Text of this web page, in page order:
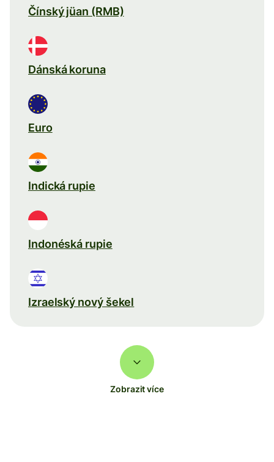
Čínský jüan (RMB)
Dánská koruna
Euro
Indická rupie
Indonéská rupie
Izraelský nový šekel
Zobrazit více